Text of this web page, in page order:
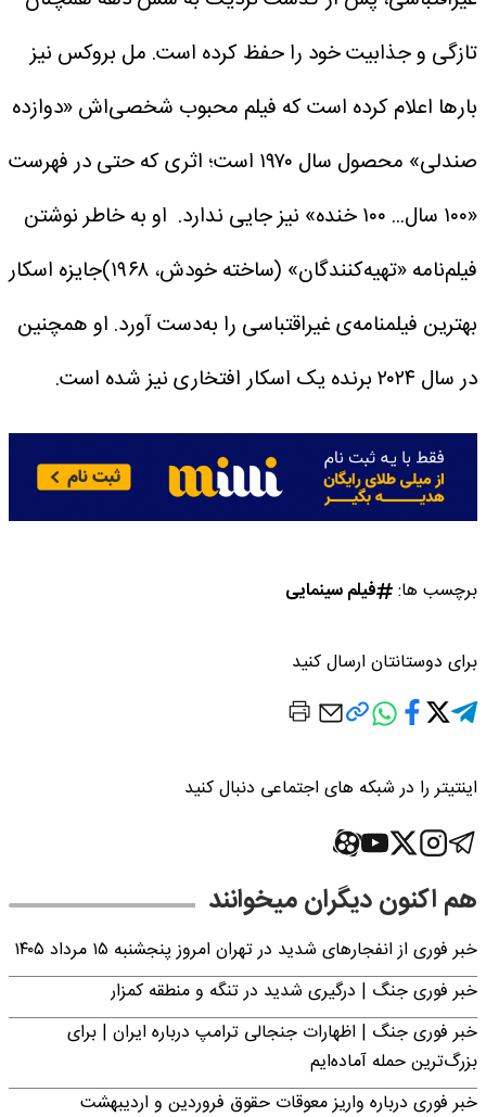
تازگی و جذابیت خود را حفظ کرده است. مل بروکس نیز
بارها اعلام کرده است که فیلم محبوب شخصی‌اش «دوازده
صندلی» محصول سال ۱۹۷۰ است؛ اثری که حتی در فهرست
«۱۰۰ سال... ۱۰۰ خنده» نیز جایی ندارد.
او به خاطر نوشتن
فیلم‌نامه «تهیه‌کنندگان» (ساخته خودش، ۱۹۶۸)جایزه اسکار
بهترین فیلمنامه‌ی غیراقتباسی را به‌دست آورد. او همچنین
در سال ۲۰۲۴ برنده یک اسکار افتخاری نیز شده است.
برچسب ها: فیلم سینمایی
برای دوستانتان ارسال کنید
اینتیتر را در شبکه های اجتماعی دنبال کنید
هم اکنون دیگران میخوانند
خبر فوری از انفجارهای شدید در تهران امروز پنجشنبه ۱۵ مرداد ۱۴۰۵
خبر فوری جنگ | درگیری شدید در تنگه و منطقه کمزار
خبر فوری جنگ | اظهارات جنجالی ترامپ درباره ایران | برای
بزرگ‌ترین حمله آماده‌ایم
خبر فوری درباره واریز معوقات حقوق فروردین و اردیبهشت